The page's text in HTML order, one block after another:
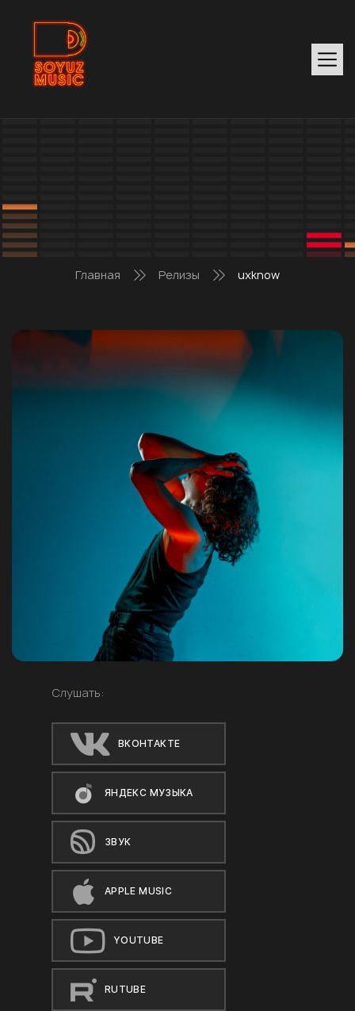
Главная Релизы uxknow
Слушать:
ВКОНТАКТЕ
ЯНДЕКС МУЗЫКА
ЗВУК
APPLE MUSIC
YOUTUBE
RUTUBE